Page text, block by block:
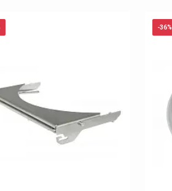
-36%